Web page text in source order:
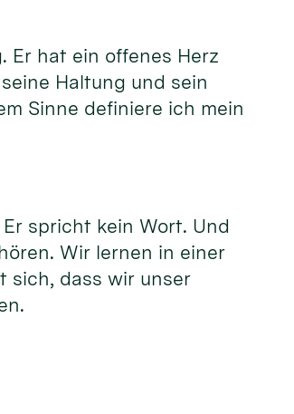
Er hat ein offenes Herz
Haltung und sein
Sinne definiere ich mein
spricht kein Wort. Und
Wir lernen in einer
sich, dass wir unser